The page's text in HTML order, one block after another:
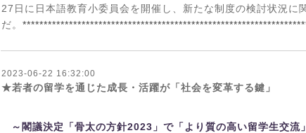
27 日に日本語教育小委員会を開催し、新たな制度の検討状況に
だ。
2023-06-22 16:32:00
★若者の留学を通じた成長・活躍が「社会を変革する鍵」
～閣議決定「骨太の方針2023 」で「より質の高い留学生交流